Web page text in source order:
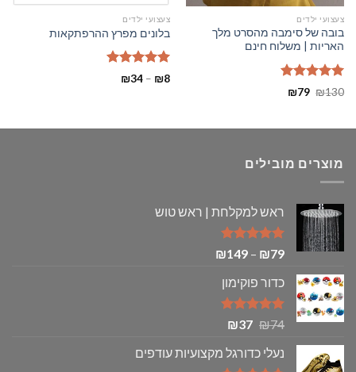
צעצועי ילדים
בובה של סימבה מהסרט מלך
האריות | משלוח חינם
דורג5.00₪130
המחיר
₪79
המחיר
צעצועי ילדים
בלונים מפרץ ההרפתקאות
דורג 5.00
₪8
–
₪34
טווח
מוצרים מובילים
ראש למקלחת | ראש טוש
דורג 5.00 ₪79
–
₪149
כדור פוקימון
דורג 5.00 ₪74
המחיר
היה:
₪37
המחיר
הוא:
נעלי כדורגל מקצועיות עודפים